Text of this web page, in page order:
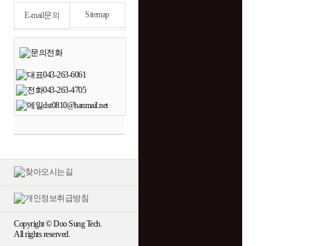
E-mail문의 Sitemap
Copyright © Doo Sung Tech.
All rights reserved.